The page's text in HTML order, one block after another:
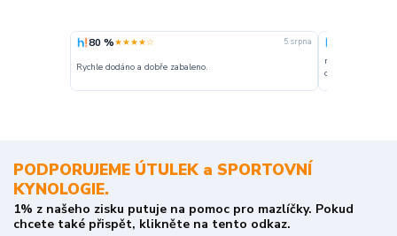
80 %★★★★☆ 5. srpna
Rychle dodáno a dobře zabaleno.
nakupuji
o stavu
PODPORUJEME ÚTULEK a SPORTOVNÍ
KYNOLOGIE.
1% z našeho zisku putuje na pomoc pro mazlíčky. Pokud
chcete také přispět, klikněte na tento odkaz.